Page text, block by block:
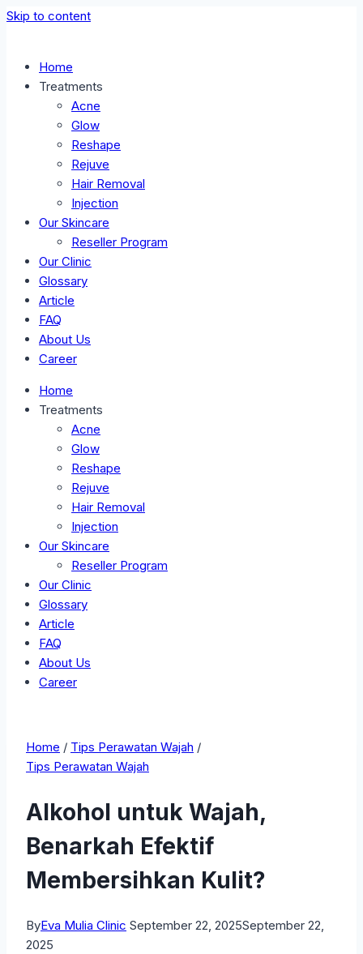
Skip to content
Home
Treatments
Acne
Glow
Reshape
Rejuve
Hair Removal
Injection
Our Skincare
Reseller Program
Our Clinic
Glossary
Article
FAQ
About Us
Career
Home
Treatments
Acne
Glow
Reshape
Rejuve
Hair Removal
Injection
Our Skincare
Reseller Program
Our Clinic
Glossary
Article
FAQ
About Us
Career
Home / Tips Perawatan Wajah /
Tips Perawatan Wajah
Alkohol untuk Wajah,
Benarkah Efektif
Membersihkan Kulit?
ByEva Mulia Clinic September 22, 2025September 22,
2025